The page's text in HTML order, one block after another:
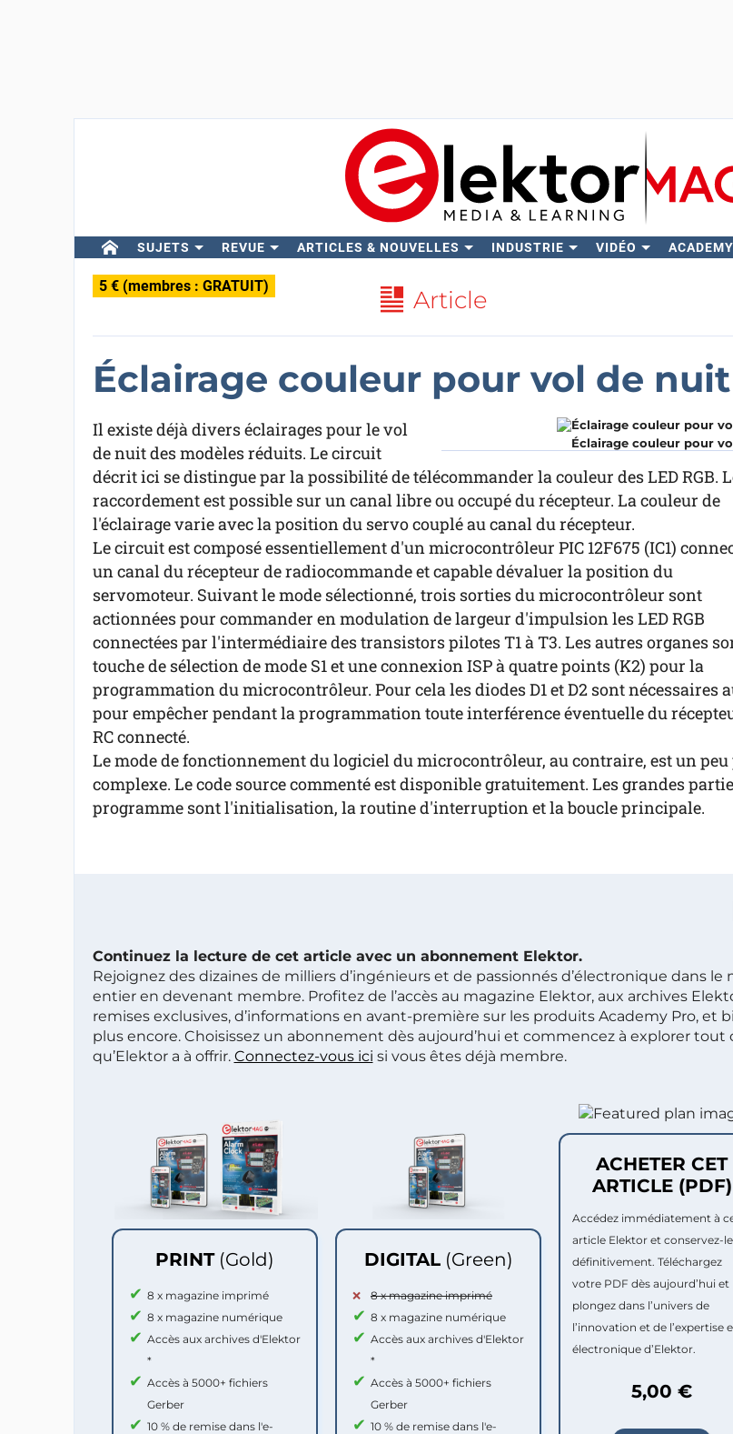
SUJETS REVUE ARTICLES & NOUVELLES INDUSTRIE VIDÉO
5 € (membres : GRATUIT) Article
Éclairage couleur pour vol de nuit
Éclairage couleur pour
Il existe déjà divers éclairages pour le vol
de nuit des modèles réduits. Le circuit
décrit ici se distingue par la possibilité de télécommander la couleur des LED RGB.
raccordement est possible sur un canal libre ou occupé du récepteur. La couleur de
l'éclairage varie avec la position du servo couplé au canal du récepteur.
Le circuit est composé essentiellement d'un microcontrôleur PIC 12F675 (IC1)
un canal du récepteur de radiocommande et capable dévaluer la position du
servomoteur. Suivant le mode sélectionné, trois sorties du microcontrôleur sont
actionnées pour commander en modulation de largeur d'impulsion les LED RGB
connectées par l'intermédiaire des transistors pilotes T1 à T3. Les autres organes
touche de sélection de mode S1 et une connexion ISP à quatre points (K2) pour la
programmation du microcontrôleur. Pour cela les diodes D1 et D2 sont nécessaires
pour empêcher pendant la programmation toute interférence éventuelle du
RC connecté.
Le mode de fonctionnement du logiciel du microcontrôleur, au contraire, est un
complexe. Le code source commenté est disponible gratuitement. Les grandes
programme sont l'initialisation, la routine d'interruption et la boucle principale.
Continuez la lecture de cet article avec un abonnement Elektor.
Rejoignez des dizaines de milliers d’ingénieurs et de passionnés d’électronique dans le
entier en devenant membre. Profitez de l’accès au magazine Elektor, aux archives
remises exclusives, d’informations en avant-première sur les produits Academy Pro, et
plus encore. Choisissez un abonnement dès aujourd’hui et commencez à explorer tout
qu’Elektor a à offrir. Connectez-vous ici si vous êtes déjà membre.
PRINT (Gold)
8 x magazine imprimé
8 x magazine numérique
Accès aux archives d'Elektor
*
Accès à 5000+ fichiers
Gerber
10 % de remise dans l'e-
DIGITAL (Green)
8 x magazine imprimé
8 x magazine numérique
Accès aux archives d'Elektor
*
Accès à 5000+ fichiers
Gerber
10 % de remise dans l'e-
ACHETER CET
ARTICLE (PDF)
Accédez immédiatement à
article Elektor et conservez-le
définitivement. Téléchargez
votre PDF dès aujourd’hui et
plongez dans l’univers de
l’innovation et de l’expertise
électronique d’Elektor.
5,00 €